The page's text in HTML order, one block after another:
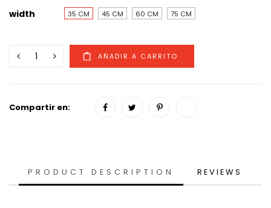
width 35 CM 45 CM 60 CM 75 CM
Compartir en:
PRODUCT DESCRIPTION REVIEWS